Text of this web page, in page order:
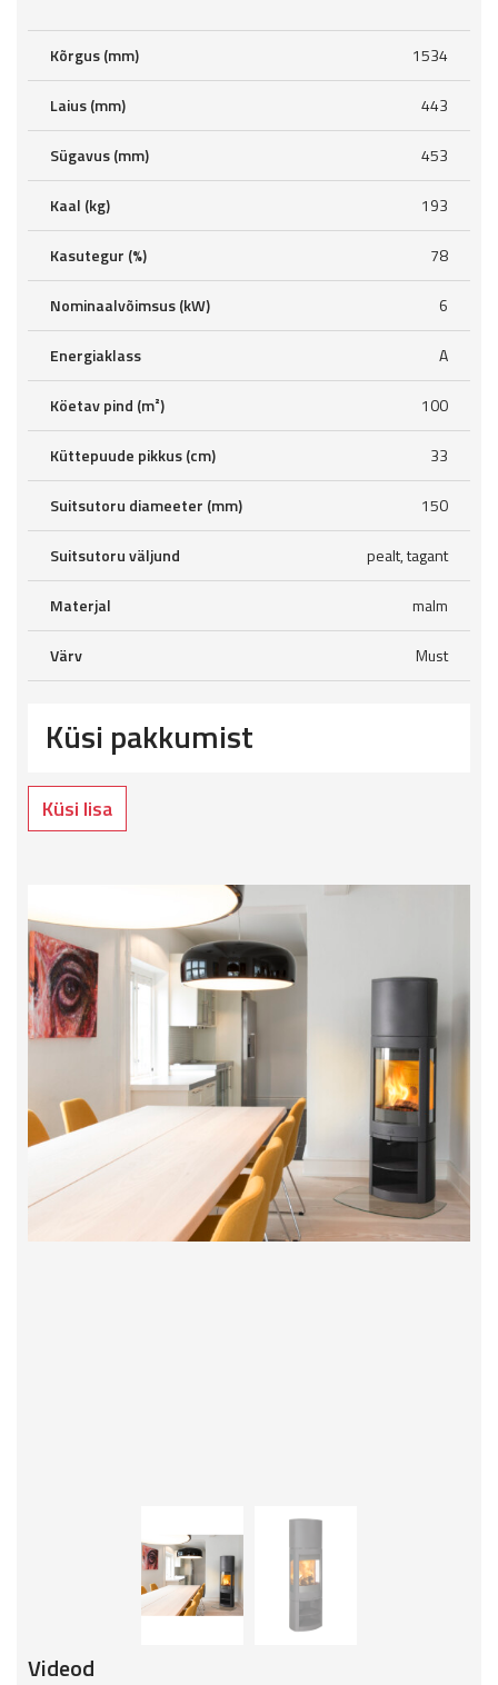
Kõrgus (mm) 1534
Laius (mm) 443
Sügavus (mm) 453
Kaal (kg) 193
Kasutegur (%) 78
Nominaalvõimsus (kW) 6
Energiaklass A
Köetav pind (m²) 100
Küttepuude pikkus (cm) 33
Suitsutoru diameeter (mm) 150
Suitsutoru väljund pealt, tagant
Materjal malm
Värv Must
Küsi pakkumist
Küsi lisa
Videod